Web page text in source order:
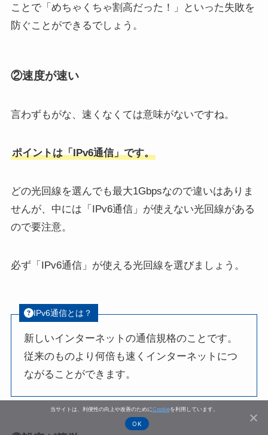
ことで「めちゃくちゃ割高だった！」といった失敗を
防ぐことができるでしょう。
②速度が速い
言わずもがな、速くなくては意味がないですね。
ポイントは「IPv6通信」です。
どの光回線を選んでも最大1Gbpsなので違いはありま
せんが、中には「IPv6通信」が使えない光回線がある
ので要注意。
必ず「IPv6通信」が使える光回線を選びましょう。
IPv6通信とは？
新しいインターネットの通信規格のことです。
従来のものより何倍も速くインターネットにつ
ながることができます。
当サイトは、利便性の向上や改善のためにCookieを利用しています。
OK